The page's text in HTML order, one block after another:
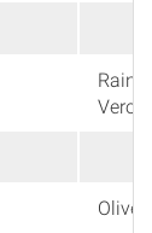
Oliver